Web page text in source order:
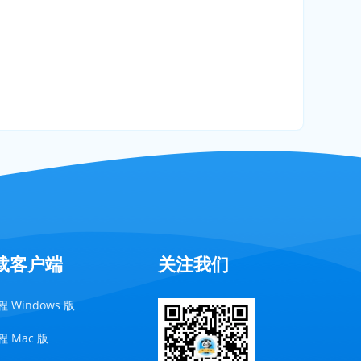
客户端
Windows 版
Mac 版
关注我们